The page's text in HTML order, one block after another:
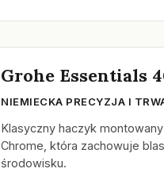
Grohe Essentials
NIEMIECKA PRECYZJA I
Klasyczny haczyk
Chrome, która zachowuje
środowisku.